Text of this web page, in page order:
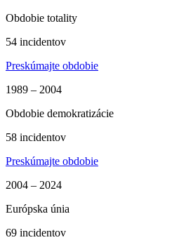
Obdobie totality
54 incidentov
Preskúmajte obdobie
1989 – 2004
Obdobie demokratizácie
58 incidentov
Preskúmajte obdobie
2004 – 2024
Európska únia
69 incidentov